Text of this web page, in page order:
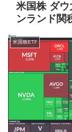
米国株 ダ
ンランド関
米国株ETF